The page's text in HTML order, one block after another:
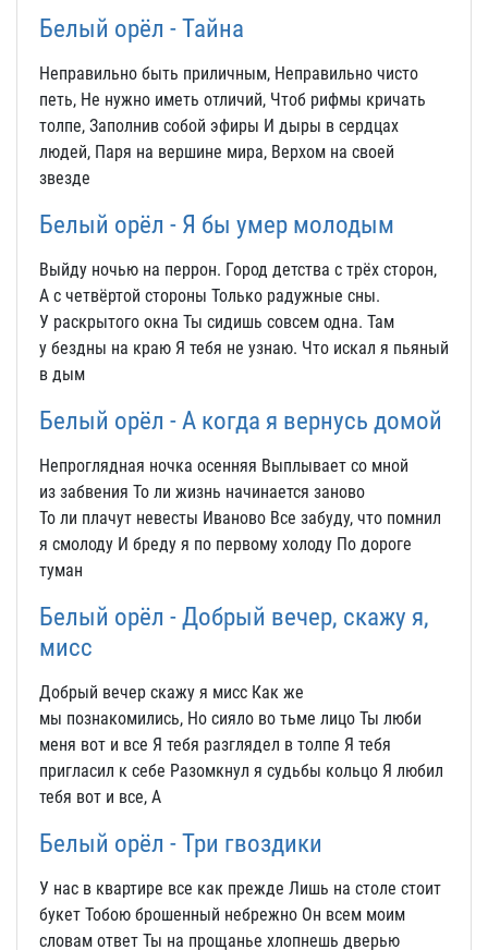
Белый орёл - Тайна
Неправильно быть приличным, Неправильно чисто
петь, Не нужно иметь отличий, Чтоб рифмы кричать
толпе, Заполнив собой эфиры И дыры в сердцах
людей, Паря на вершине мира, Верхом на своей
звезде
Белый орёл - Я бы умер молодым
Выйду ночью на перрон. Город детства с трёх сторон,
А с четвёртой стороны Только радужные сны.
У раскрытого окна Ты сидишь совсем одна. Там
у бездны на краю Я тебя не узнаю. Что искал я пьяный
в дым
Белый орёл - А когда я вернусь домой
Непроглядная ночка осенняя Выплывает со мной
из забвения То ли жизнь начинается заново
То ли плачут невесты Иваново Все забуду, что помнил
я смолоду И бреду я по первому холоду По дороге
туман
Белый орёл - Добрый вечер, скажу я,
мисс
Добрый вечер скажу я мисс Как же
мы познакомились, Но сияло во тьме лицо Ты люби
меня вот и все Я тебя разглядел в толпе Я тебя
пригласил к себе Разомкнул я судьбы кольцо Я любил
тебя вот и все, А
Белый орёл - Три гвоздики
У нас в квартире все как прежде Лишь на столе стоит
букет Тобою брошенный небрежно Он всем моим
словам ответ Ты на прощанье хлопнешь дверью